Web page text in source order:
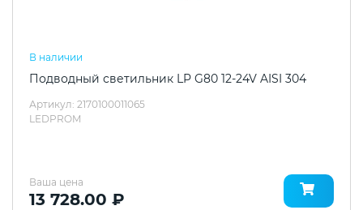
В наличии
Подводный светильник LP G80 12-24V AISI 304
Артикул: 2170100011065
LEDPROM
Ваша цена
13 728.00 ₽